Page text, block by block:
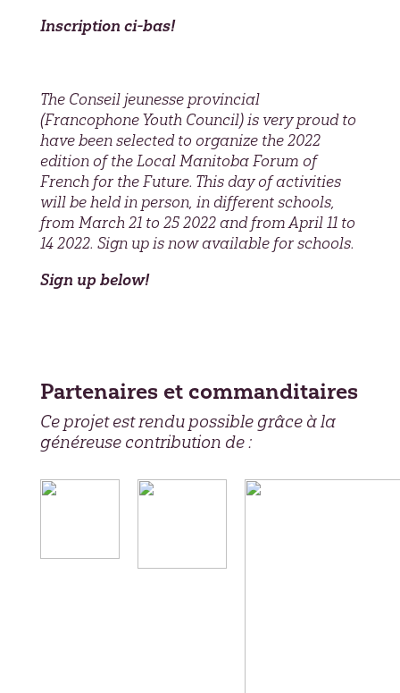
Inscription ci-bas!
The Conseil jeunesse provincial
(Francophone Youth Council) is very proud to
have been selected to organize the 2022
edition of the Local Manitoba Forum of
French for the Future. This day of activities
will be held in person, in different schools,
from March 21 to 25 2022 and from April 11 to
14 2022. Sign up is now available for schools.
Sign up below!
Partenaires et commanditaires
Ce projet est rendu possible grâce à la
généreuse contribution de :